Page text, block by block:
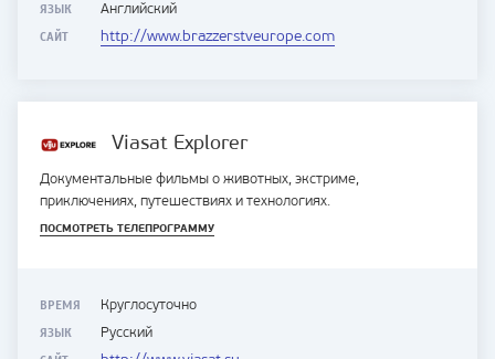
ЯЗЫК Английский
САЙТ http://www.brazzerstveurope.com
Viasat Explorer
Документальные фильмы о животных, экстриме,
приключениях, путешествиях и технологиях.
ПОСМОТРЕТЬ ТЕЛЕПРОГРАММУ
ВРЕМЯ Круглосуточно
ЯЗЫК Русский